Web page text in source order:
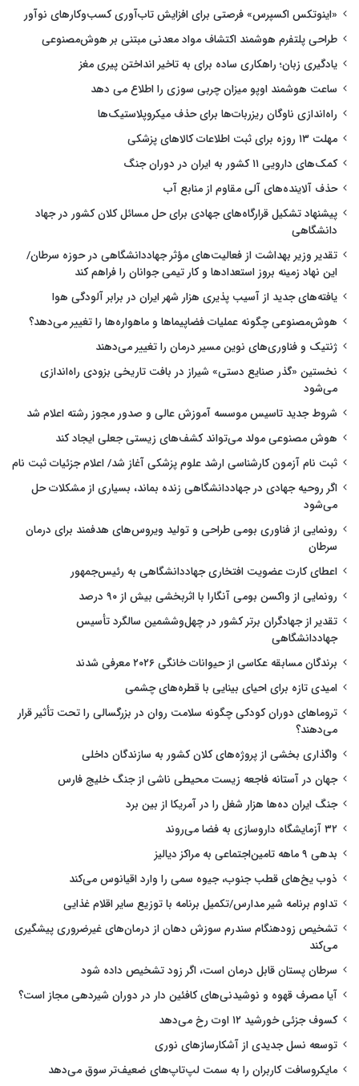
«اینوتکس اکسپرس» فرصتی برای افزایش تاب‌آوری کسب‌وکارهای نوآور
طراحی پلتفرم هوشمند اکتشاف مواد معدنی مبتنی بر هوش‌مصنوعی
یادگیری زبان؛ راهکاری ساده برای به تاخیر انداختن پیری مغز
ساعت هوشمند اوپو میزان چربی سوزی را اطلاع می دهد
راه‌اندازی ناوگان ریزربات‌ها برای حذف میکروپلاستیک‌ها
مهلت ۱۳ روزه برای ثبت اطلاعات کالاهای پزشکی
کمک‌های دارویی ۱۱ کشور به ایران در دوران جنگ
حذف آلاینده‌های آلی مقاوم از منابع آب
پیشنهاد تشکیل قرارگاه‌های جهادی برای حل مسائل کلان کشور در جهاد
دانشگاهی
تقدیر وزیر بهداشت از فعالیت‌های مؤثر جهاددانشگاهی در حوزه سرطان/
این نهاد زمینه بروز استعدادها و کار تیمی جوانان را فراهم کند
یافته‌های جدید از آسیب پذیری هزار شهر ایران در برابر آلودگی هوا
هوش‌مصنوعی چگونه عملیات فضاپیماها و ماهواره‌ها را تغییر می‌دهد؟
ژنتیک و فناوری‌های نوین مسیر درمان را تغییر می‌دهند
نخستین «گذر صنایع دستی» شیراز در بافت تاریخی بزودی راه‌اندازی
می‌شود
شروط جدید تاسیس موسسه آموزش عالی و صدور مجوز رشته اعلام شد
هوش مصنوعی مولد می‌تواند کشف‌های زیستی جعلی ایجاد کند
ثبت نام آزمون کارشناسی ارشد علوم پزشکی آغاز شد/ اعلام جزئیات ثبت نام
اگر روحیه جهادی در جهاددانشگاهی زنده بماند، بسیاری از مشکلات حل
می‌شود
رونمایی از فناوری بومی طراحی و تولید ویروس‌های هدفمند برای درمان
سرطان
اعطای کارت عضویت افتخاری جهاددانشگاهی به رئیس‌جمهور
رونمایی از واکسن بومی آنگارا با اثربخشی بیش از ۹۰ درصد
تقدیر از جهادگران برتر کشور در چهل‌وششمین سالگرد تأسیس
جهاددانشگاهی
برندگان مسابقه عکاسی از حیوانات خانگی ۲۰۲۶ معرفی شدند
امیدی تازه برای احیای بینایی با قطره‌های چشمی
تروماهای دوران کودکی چگونه سلامت روان در بزرگسالی را تحت تأثیر قرار
می‌دهند؟
واگذاری بخشی از پروژه‌های کلان کشور به سازندگان داخلی
جهان در آستانه فاجعه زیست محیطی ناشی از جنگ خلیج فارس
جنگ ایران ده‌ها هزار شغل را در آمریکا از بین برد
۳۲ آزمایشگاه داروسازی به فضا می‌روند
بدهی ۹ ماهه تامین‌اجتماعی به مراکز دیالیز
ذوب یخ‌های قطب جنوب، جیوه سمی را وارد اقیانوس می‌کند
تداوم برنامه شیر مدارس/تکمیل برنامه با توزیع سایر اقلام غذایی
تشخیص زودهنگام سندرم سوزش دهان از درمان‌های غیرضروری پیشگیری
می‌کند
سرطان پستان قابل درمان است، اگر زود تشخیص داده شود
آیا مصرف قهوه و نوشیدنی‌های کافئین دار در دوران شیردهی مجاز است؟
کسوف جزئی خورشید ۱۲ اوت رخ می‌دهد
توسعه نسل جدیدی از آشکارسازهای نوری
مایکروسافت کاربران را به سمت لپ‌تاپ‌های ضعیف‌تر سوق می‌دهد